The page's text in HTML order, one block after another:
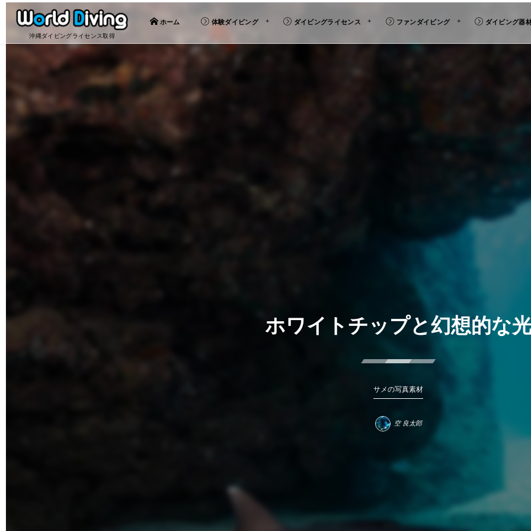
沖縄ダイビングライセンス取得
ホーム 体験ダイビング ダイビングライセンス ファンダイビング ダイビング器
ホワイトチップと幻想的な
サメの写真素材
空 良太郎